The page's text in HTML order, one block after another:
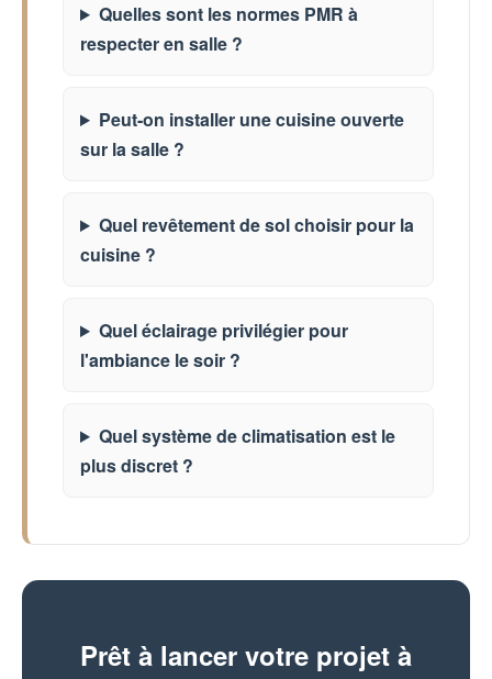
Quelles sont les normes PMR à
respecter en salle ?
Peut-on installer une cuisine ouverte
sur la salle ?
Quel revêtement de sol choisir pour la
cuisine ?
Quel éclairage privilégier pour
l'ambiance le soir ?
Quel système de climatisation est le
plus discret ?
Prêt à lancer votre projet à